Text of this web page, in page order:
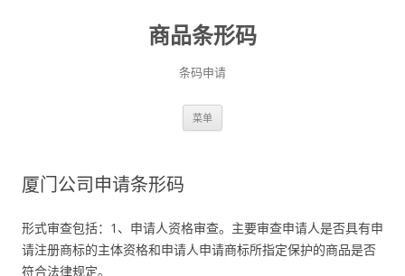
商品条形码
条码申请
菜单
厦门公司申请条形码
形式审查包括：1、申请人资格审查。主要审查申请人是否具有申
请注册商标的主体资格和申请人申请商标所指定保护的商品是否
符合法律规定。